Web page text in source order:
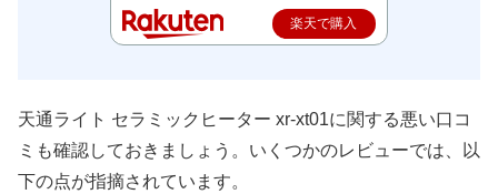
楽天で購入
天通ライト セラミックヒーター xr-xt01に関する悪い口コ
ミも確認しておきましょう。いくつかのレビューでは、以
下の点が指摘されています。